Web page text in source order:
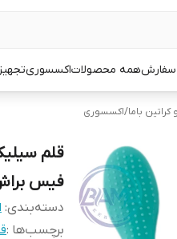
سفارشهمه محصولاتاکسسوری
باما/اکسسوری
قلم
فیس
دسته‌بندی:
برچسب‌ها :